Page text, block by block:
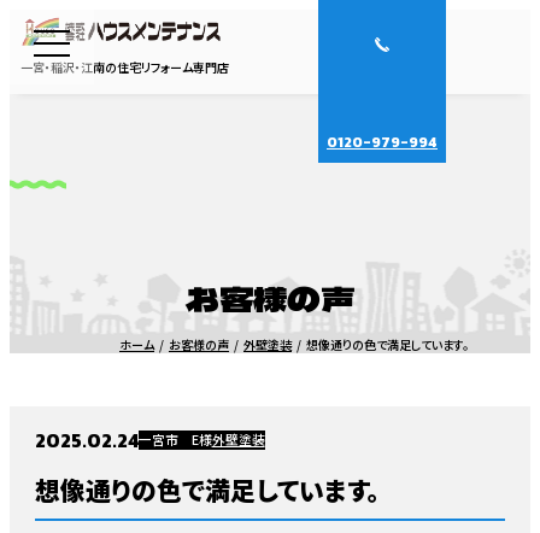
一宮・稲沢・江南の住宅リフォーム専門店
0120-979-994
お客様の声
ホーム お客様の声 外壁塗装 想像通りの色で満足しています。
2025.02.24一宮市 E様外壁塗装
想像通りの色で満足しています。